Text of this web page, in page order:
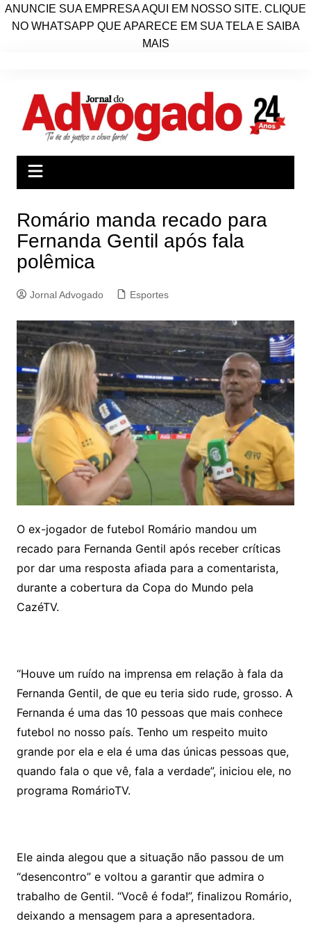
ANUNCIE SUA EMPRESA AQUI EM NOSSO SITE. CLIQUE
NO WHATSAPP QUE APARECE EM SUA TELA E SAIBA
MAIS
conteúdo
Romário manda recado para
Fernanda Gentil após fala
polêmica
Jornal Advogado Esportes
O ex-jogador de futebol Romário mandou um
recado para Fernanda Gentil após receber críticas
por dar uma resposta afiada para a comentarista,
durante a cobertura da Copa do Mundo pela
CazéTV.
“Houve um ruído na imprensa em relação à fala da
Fernanda Gentil, de que eu teria sido rude, grosso. A
Fernanda é uma das 10 pessoas que mais conhece
futebol no nosso país. Tenho um respeito muito
grande por ela e ela é uma das únicas pessoas que,
quando fala o que vê, fala a verdade”, iniciou ele, no
programa RomárioTV.
Ele ainda alegou que a situação não passou de um
“desencontro” e voltou a garantir que admira o
trabalho de Gentil. “Você é foda!”, finalizou Romário,
deixando a mensagem para a apresentadora.